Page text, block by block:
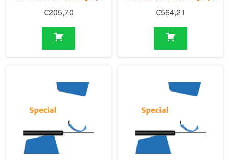
Hahn gasveer dubbel
GD14 28 115 1 190 0 764
AU27 AU27 1100N
2500N compleet RVS 304
Hahn gasveer G14 28 120
1 350 AU27 AU27 1500N
/5/Si/V2